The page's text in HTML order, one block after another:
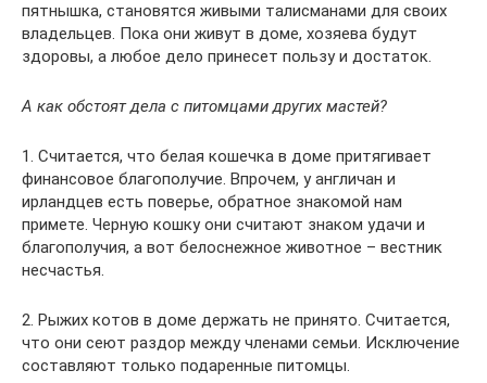
пятнышка, становятся живыми талисманами для своих
владельцев. Пока они живут в доме, хозяева будут
здоровы, а любое дело принесет пользу и достаток.
А как обстоят дела с питомцами других мастей?
1. Считается, что белая кошечка в доме притягивает
финансовое благополучие. Впрочем, у англичан и
ирландцев есть поверье, обратное знакомой нам
примете. Черную кошку они считают знаком удачи и
благополучия, а вот белоснежное животное – вестник
несчастья.
2. Рыжих котов в доме держать не принято. Считается,
что они сеют раздор между членами семьи. Исключение
составляют только подаренные питомцы.